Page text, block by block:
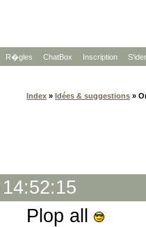
R�gles ChatBox Inscription
Index » Idées & suggestions »
Plop all